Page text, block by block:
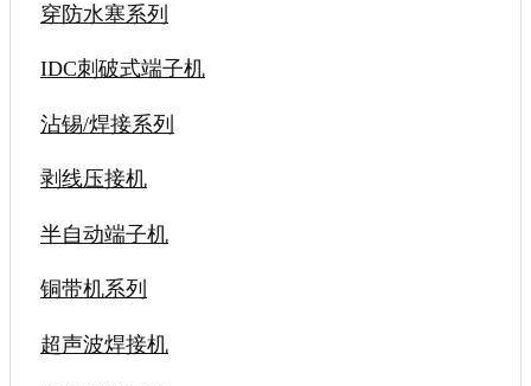
穿防水塞系列
IDC刺破式端子机
沾锡/焊接系列
剥线压接机
半自动端子机
铜带机系列
超声波焊接机